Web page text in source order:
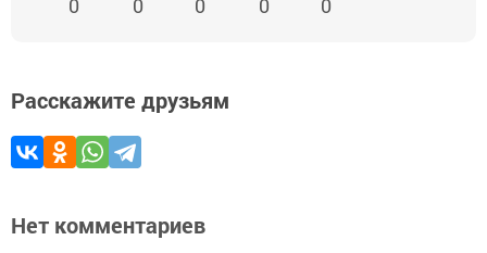
0 0 0 0 0
Расскажите друзьям
Нет комментариев